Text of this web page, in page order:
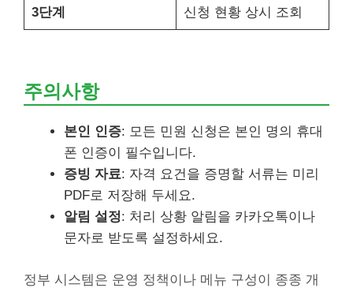
3단계 신청 현황 상시 조회
주의사항
본인 인증: 모든 민원 신청은 본인 명의 휴대
폰 인증이 필수입니다.
증빙 자료: 자격 요건을 증명할 서류는 미리
PDF로 저장해 두세요.
알림 설정: 처리 상황 알림을 카카오톡이나
문자로 받도록 설정하세요.
정부 시스템은 운영 정책이나 메뉴 구성이 종종 개